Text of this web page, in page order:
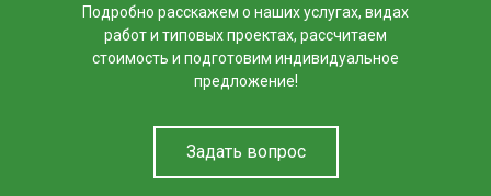
Подробно расскажем о наших услугах, видах
работ и типовых проектах, рассчитаем
стоимость и подготовим индивидуальное
предложение!
Задать вопрос